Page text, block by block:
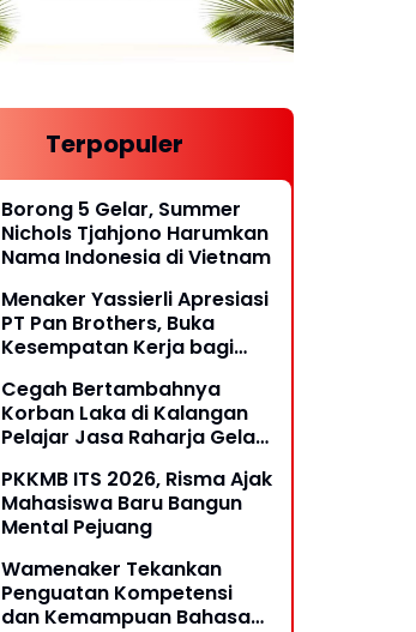
Terpopuler
Borong 5 Gelar, Summer
Nichols Tjahjono Harumkan
Nama Indonesia di Vietnam
Menaker Yassierli Apresiasi
PT Pan Brothers, Buka
Kesempatan Kerja bagi
Cegah Bertambahnya
Korban Laka di Kalangan
Pelajar Jasa Raharja Gelar
PKKMB ITS 2026, Risma Ajak
Mahasiswa Baru Bangun
Mental Pejuang
Wamenaker Tekankan
Penguatan Kompetensi
dan Kemampuan Bahasa